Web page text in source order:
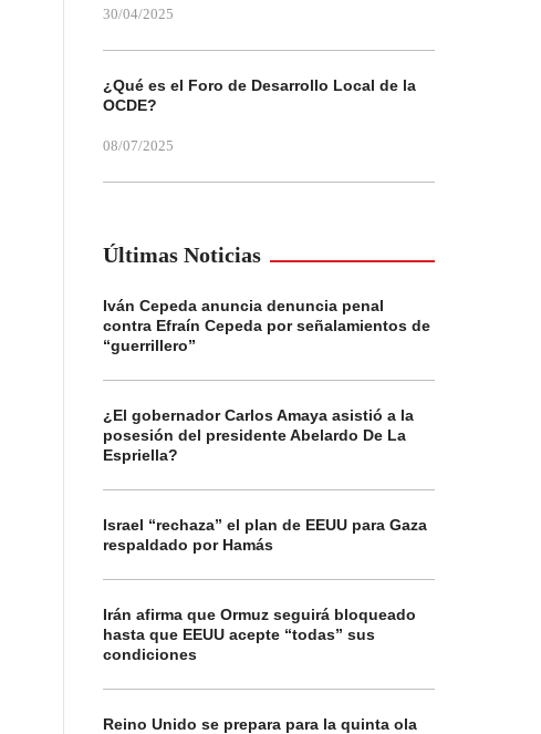
30/04/2025
¿Qué es el Foro de Desarrollo Local de la
OCDE?
08/07/2025
Últimas Noticias
Iván Cepeda anuncia denuncia penal
contra Efraín Cepeda por señalamientos de
“guerrillero”
¿El gobernador Carlos Amaya asistió a la
posesión del presidente Abelardo De La
Espriella?
Israel “rechaza” el plan de EEUU para Gaza
respaldado por Hamás
Irán afirma que Ormuz seguirá bloqueado
hasta que EEUU acepte “todas” sus
condiciones
Reino Unido se prepara para la quinta ola